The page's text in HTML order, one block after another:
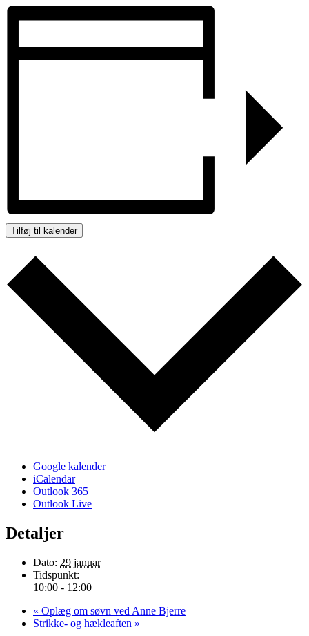
Tilføj til kalender
Google kalender
iCalendar
Outlook 365
Outlook Live
Detaljer
Dato: 29 januar
Tidspunkt:
10:00 - 12:00
« Oplæg om søvn ved Anne Bjerre
Strikke- og hækleaften »